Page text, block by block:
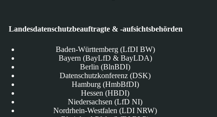
Landesdatenschutzbeauftragte & -aufsichtsbehörden
Baden-Württemberg (LfDI BW)
Bayern (BayLfD & BayLDA)
Berlin (BlnBDI)
Datenschutzkonferenz (DSK)
Hamburg (HmbBfDI)
Hessen (HBDI)
Niedersachsen (LfD NI)
Nordrhein-Westfalen (LDI NRW)